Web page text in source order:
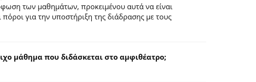
των μαθημάτων, προκειμένου αυτά να είναι
για την υποστήριξη της διάδρασης με τους
μάθημα που διδάσκεται στο αμφιθέατρο;